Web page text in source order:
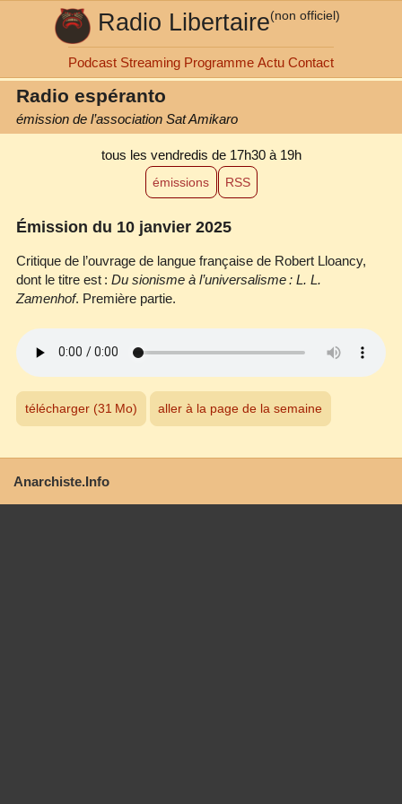
Radio Libertaire(non officiel)
Podcast Streaming Programme Actu Contact
Radio espéranto
émission de l’association Sat Amikaro
tous les vendredis de 17h30 à 19h
émissions RSS
Émission du 10 janvier 2025
Critique de l’ouvrage de langue française de Robert Lloancy,
dont le titre est :Du sionisme à l’universalisme : L. L.
Zamenhof. Première partie.
télécharger (31 Mo) aller à la page de la semaine
Anarchiste.Info